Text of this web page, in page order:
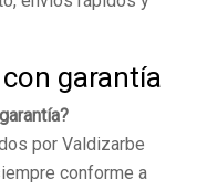
garantía
por Valdizarbe
conforme a